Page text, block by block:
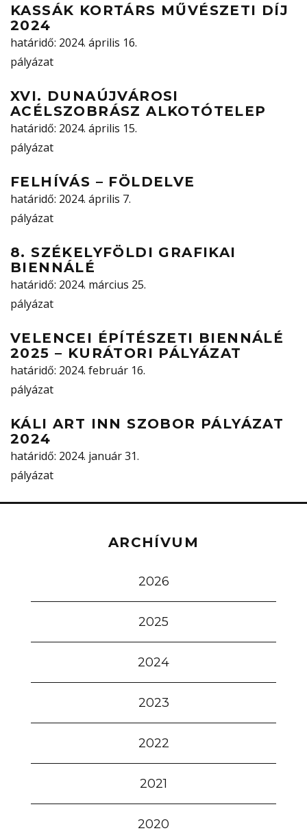
KASSÁK KORTÁRS MŰVÉSZETI DÍJ
2024
határidő: 2024. április 16.
pályázat
XVI. DUNAÚJVÁROSI
ACÉLSZOBRÁSZ ALKOTÓTELEP
határidő: 2024. április 15.
pályázat
FELHÍVÁS – FÖLDELVE
határidő: 2024. április 7.
pályázat
8. SZÉKELYFÖLDI GRAFIKAI
BIENNÁLÉ
határidő: 2024. március 25.
pályázat
VELENCEI ÉPÍTÉSZETI BIENNÁLÉ
2025 – KURÁTORI PÁLYÁZAT
határidő: 2024. február 16.
pályázat
KÁLI ART INN SZOBOR PÁLYÁZAT
2024
határidő: 2024. január 31.
pályázat
ARCHÍVUM
2026
2025
2024
2023
2022
2021
2020